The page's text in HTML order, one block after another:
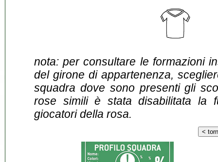
nota: per consultare le formazioni
del girone di appartenenza,
squadra dove sono presenti gli
rose simili è stata disabilitata la
giocatori della rosa.